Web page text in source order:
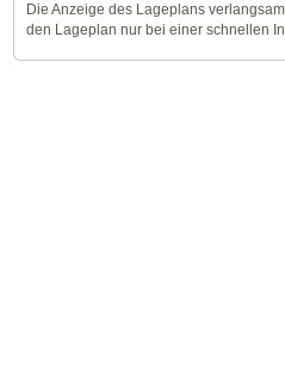
Die Anzeige des Lageplans
den Lageplan nur bei einer schnellen